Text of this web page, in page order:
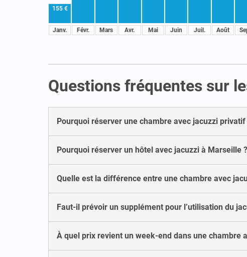
155 €
Janv. Févr. Mars Avr. Mai Juin Juil. Août
Questions fréquentes sur
Pourquoi réserver une chambre avec jacuzzi
Pourquoi réserver un hôtel avec jacuzzi à Marseille ?
Quelle est la différence entre une chambre avec
Faut-il prévoir un supplément pour l’utilisation du
À quel prix revient un week-end dans une chambre